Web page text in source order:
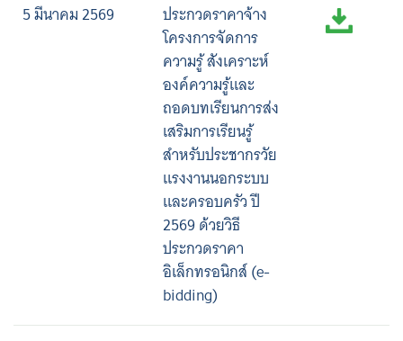
5 มีนาคม 2569
ประกวดราคาจ้าง
โครงการจัดการ
ความรู้ สังเคราะห์
องค์ความรู้และ
ถอดบทเรียนการส่ง
เสริมการเรียนรู้
สำหรับประชากรวัย
แรงงานนอกระบบ
และครอบครัว ปี
2569 ด้วยวิธี
ประกวดราคา
อิเล็กทรอนิกส์ (e-
bidding)